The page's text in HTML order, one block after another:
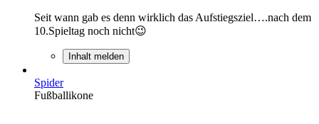
Seit wann gab es denn wirklich das Aufstiegsziel….nach dem
10.Spieltag noch nicht😉
Inhalt melden
Spider
Fußballikone